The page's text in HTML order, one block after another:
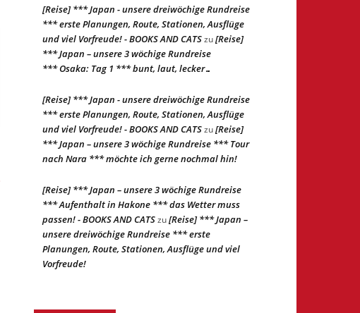
[Reise] *** Japan - unsere dreiwöchige Rundreise
*** erste Planungen, Route, Stationen, Ausflüge
und viel Vorfreude! - BOOKS AND CATSzu[Reise]
*** Japan – unsere 3 wöchige Rundreise
*** Osaka: Tag 1 *** bunt, laut, lecker…
[Reise] *** Japan - unsere dreiwöchige Rundreise
*** erste Planungen, Route, Stationen, Ausflüge
und viel Vorfreude! - BOOKS AND CATSzu[Reise]
*** Japan – unsere 3 wöchige Rundreise *** Tour
nach Nara *** möchte ich gerne nochmal hin!
[Reise] *** Japan – unsere 3 wöchige Rundreise
*** Aufenthalt in Hakone *** das Wetter muss
passen! - BOOKS AND CATSzu[Reise] *** Japan –
unsere dreiwöchige Rundreise *** erste
Planungen, Route, Stationen, Ausflüge und viel
Vorfreude!